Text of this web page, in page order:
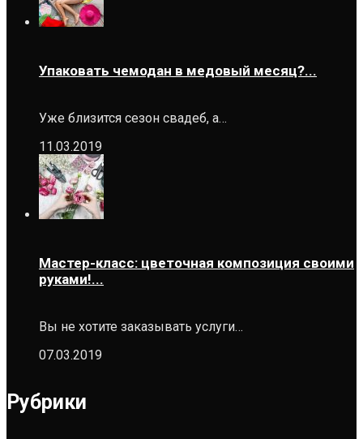
Упаковать чемодан в медовый месяц?...
Уже близится сезон свадеб, а…
11.03.2019
Мастер-класс: цветочная композиция своими
руками!...
Вы не хотите заказывать услуги…
07.03.2019
Рубрики